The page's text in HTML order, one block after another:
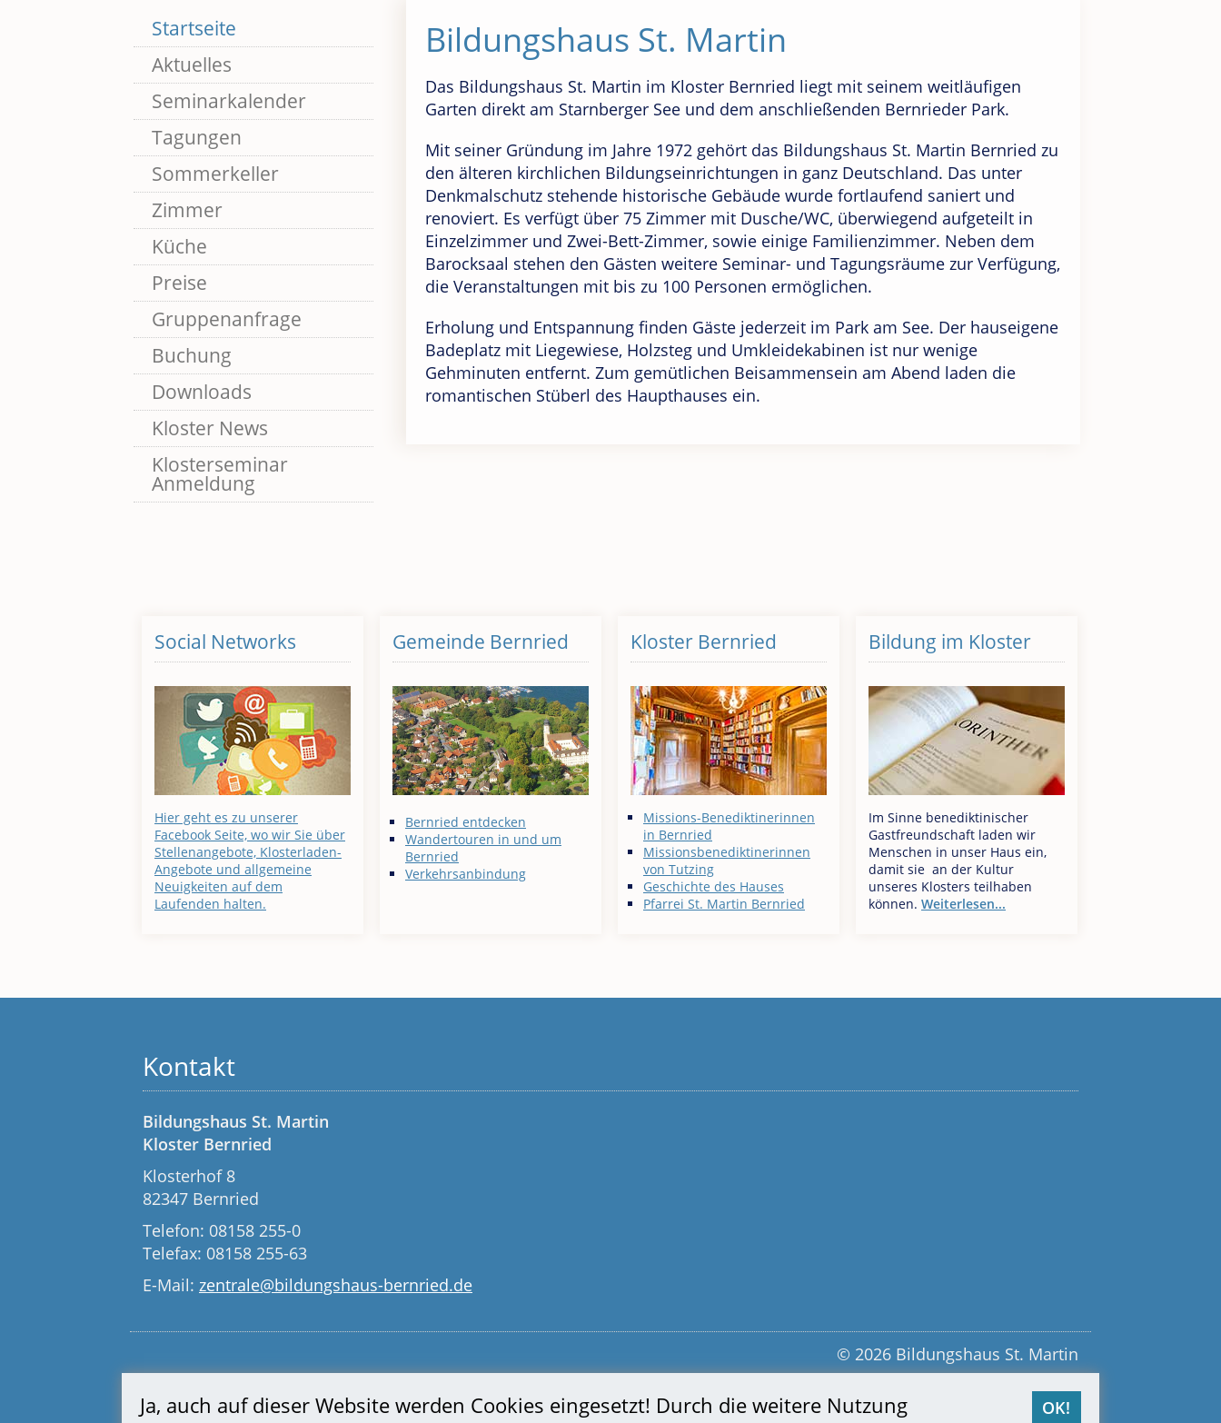
Ja, auch auf dieser Website werden Cookies eingesetzt! Durch die weitere Nutzung
OK!
Skip
to
content
Startseite
Aktuelles
Seminarkalender
Tagungen
Sommerkeller
Zimmer
Küche
Preise
Gruppenanfrage
Buchung
Downloads
Kloster News
Klosterseminar
Anmeldung
Bildungshaus St. Martin
Das Bildungshaus St. Martin im Kloster Bernried liegt mit seinem weitläufigen
Garten direkt am Starnberger See und dem anschließenden Bernrieder Park.
Mit seiner Gründung im Jahre 1972 gehört das Bildungshaus St. Martin Bernried zu
den älteren kirchlichen Bildungseinrichtungen in ganz Deutschland. Das unter
Denkmalschutz stehende historische Gebäude wurde fortlaufend saniert und
renoviert. Es verfügt über 75 Zimmer mit Dusche/WC, überwiegend aufgeteilt in
Einzelzimmer und Zwei-Bett-Zimmer, sowie einige Familienzimmer. Neben dem
Barocksaal stehen den Gästen weitere Seminar- und Tagungsräume zur Verfügung,
die Veranstaltungen mit bis zu 100 Personen ermöglichen.
Erholung und Entspannung finden Gäste jederzeit im Park am See. Der hauseigene
Badeplatz mit Liegewiese, Holzsteg und Umkleidekabinen ist nur wenige
Gehminuten entfernt. Zum gemütlichen Beisammensein am Abend laden die
romantischen Stüberl des Haupthauses ein.
Social Networks
Hier geht es zu unserer
Facebook Seite, wo wir Sie über
Stellenangebote, Klosterladen-
Angebote und allgemeine
Neuigkeiten auf dem
Laufenden halten.
Gemeinde Bernried
Bernried entdecken
Wandertouren in und um
Bernried
Verkehrsanbindung
Kloster Bernried
Missions-Benediktinerinnen
in Bernried
Missionsbenediktinerinnen
von Tutzing
Geschichte des Hauses
Pfarrei St. Martin Bernried
Bildung im Kloster
Im Sinne benediktinischer
Gastfreundschaft laden wir
Menschen in unser Haus ein,
damit sie an der Kultur
unseres Klosters teilhaben
können. Weiterlesen...
Kontakt
Bildungshaus St. Martin
Kloster Bernried
Klosterhof 8
82347 Bernried
Telefon: 08158 255-0
Telefax: 08158 255-63
E-Mail: zentrale@bildungshaus-bernried.de
© 2026 Bildungshaus St. Martin